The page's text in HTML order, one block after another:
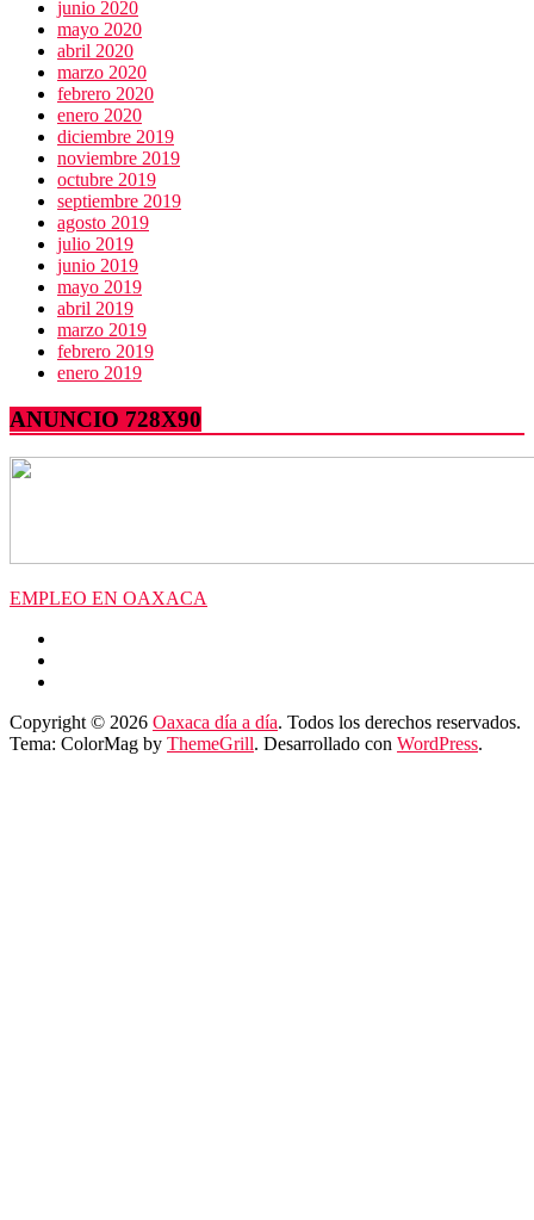
junio 2020
mayo 2020
abril 2020
marzo 2020
febrero 2020
enero 2020
diciembre 2019
noviembre 2019
octubre 2019
septiembre 2019
agosto 2019
julio 2019
junio 2019
mayo 2019
abril 2019
marzo 2019
febrero 2019
enero 2019
ANUNCIO 728X90
EMPLEO EN OAXACA
Copyright © 2026 Oaxaca día a día. Todos los derechos reservados.
Tema: ColorMag by ThemeGrill. Desarrollado con WordPress.